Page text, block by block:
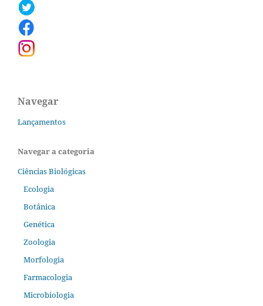
Navegar
Lançamentos
Navegar a categoria
Ciências Biológicas
Ecologia
Botânica
Genética
Zoologia
Morfologia
Farmacologia
Microbiologia